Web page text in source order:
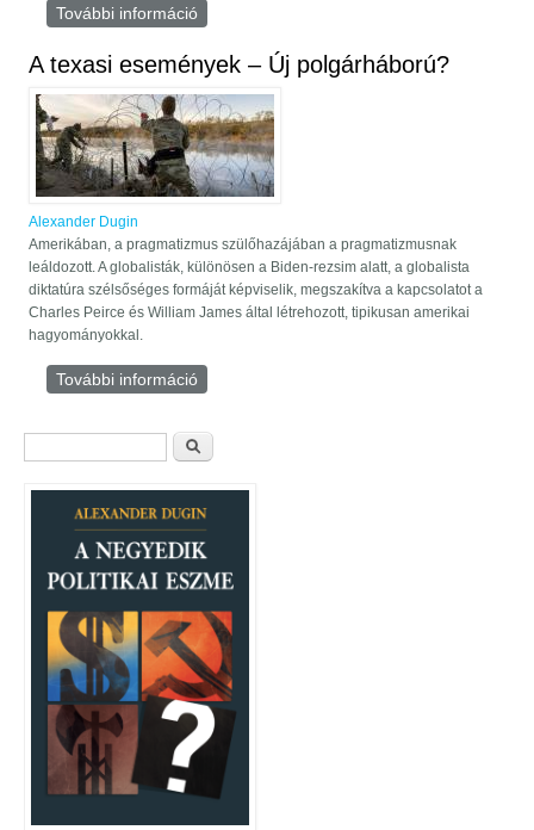
További információ
kapcsolatosan
A texasi események – Új polgárháború?
Alexander Dugin
Amerikában, a pragmatizmus szülőhazájában a pragmatizmusnak
leáldozott. A globalisták, különösen a Biden-rezsim alatt, a globalista
diktatúra szélsőséges formáját képviselik, megszakítva a kapcsolatot a
Charles Peirce és William James által létrehozott, tipikusan amerikai
hagyományokkal.
További információ
Keresés űrlap